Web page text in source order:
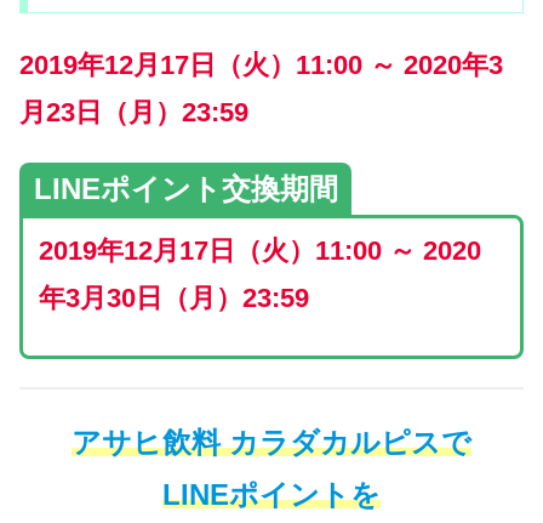
2019年12月17日（火）11:00 ～ 2020年3
月23日（月）23:59
LINEポイント交換期間
2019年12月17日（火）11:00 ～ 2020
年3月30日（月）23:59
アサヒ飲料 カラダカルピスで
LINEポイントを